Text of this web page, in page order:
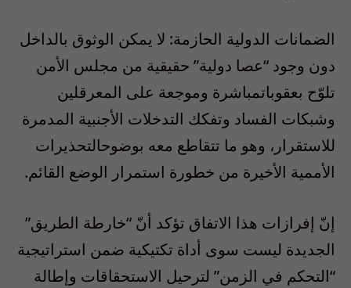
الضمانات الدولية الحازمة: لا يمكن الوثوق بالداخل
دون وجود “عصا دولية” حقيقية من مجلس الأمن
تلوح بعقوباتمباشرة وموجعة على المعرقلين
وشبكات الفساد وتفكك التدخلات الأجنبية المدمرة
للاستقرار ، وهو ما تتقاطع معه بوضوحالتحذيرات
الأممية الأخيرة من خطورة استمرار الوضع القائم.
إن إفرازات هذا الاتفاق تؤكد أن ّ “خارطة الطريق”
الجديدة ليست سوى أداة تكتيكية ضمن استراتيجية
“التحكم في الزمن” لترحيل الاستحقاقات وإطالة